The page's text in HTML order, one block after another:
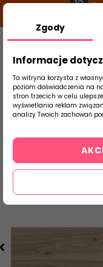
13 g
Strona
Zgody
Informacje
Ta witryna korzysta z
poziom doświadczenia na
stron trzecich w celu
wyświetlania reklam
analizy Twoich zachowań